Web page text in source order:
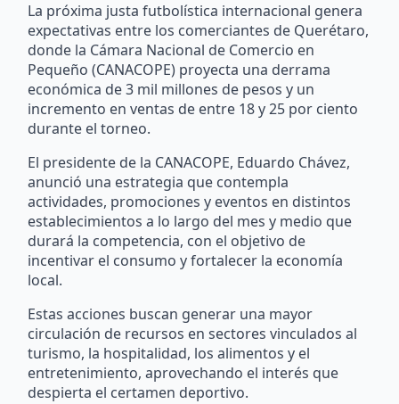
La próxima justa futbolística internacional genera
expectativas entre los comerciantes de Querétaro,
donde la Cámara Nacional de Comercio en
Pequeño (CANACOPE) proyecta una derrama
económica de 3 mil millones de pesos y un
incremento en ventas de entre 18 y 25 por ciento
durante el torneo.
El presidente de la CANACOPE, Eduardo Chávez,
anunció una estrategia que contempla
actividades, promociones y eventos en distintos
establecimientos a lo largo del mes y medio que
durará la competencia, con el objetivo de
incentivar el consumo y fortalecer la economía
local.
Estas acciones buscan generar una mayor
circulación de recursos en sectores vinculados al
turismo, la hospitalidad, los alimentos y el
entretenimiento, aprovechando el interés que
despierta el certamen deportivo.